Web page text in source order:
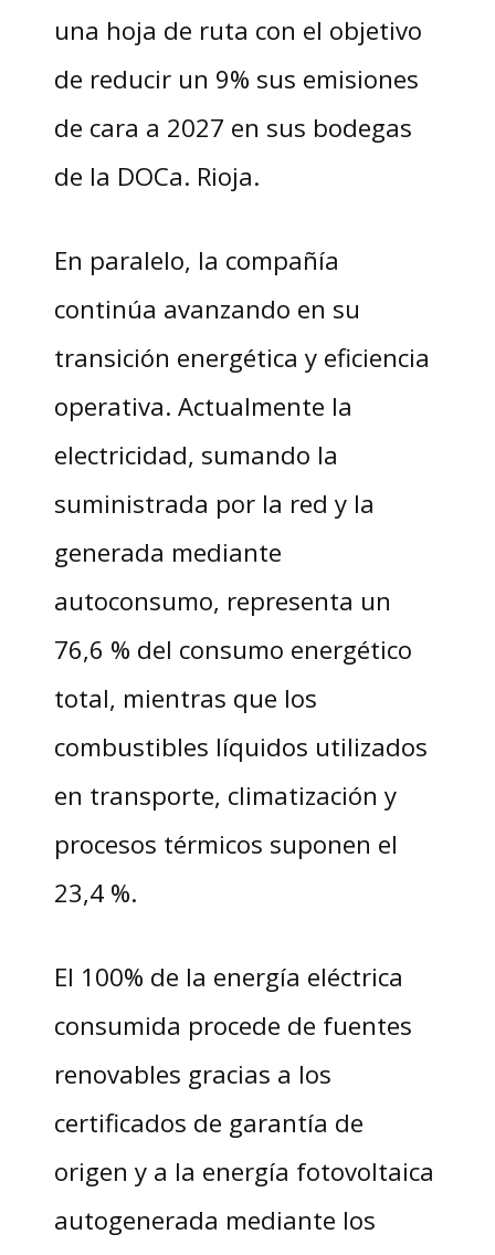
una hoja de ruta con el objetivo
de reducir un 9% sus emisiones
de cara a 2027 en sus bodegas
de la DOCa. Rioja.
En paralelo, la compañía
continúa avanzando en su
transición energética y eficiencia
operativa. Actualmente la
electricidad, sumando la
suministrada por la red y la
generada mediante
autoconsumo, representa un
76,6 % del consumo energético
total, mientras que los
combustibles líquidos utilizados
en transporte, climatización y
procesos térmicos suponen el
23,4 %.
El 100% de la energía eléctrica
consumida procede de fuentes
renovables gracias a los
certificados de garantía de
origen y a la energía fotovoltaica
autogenerada mediante los